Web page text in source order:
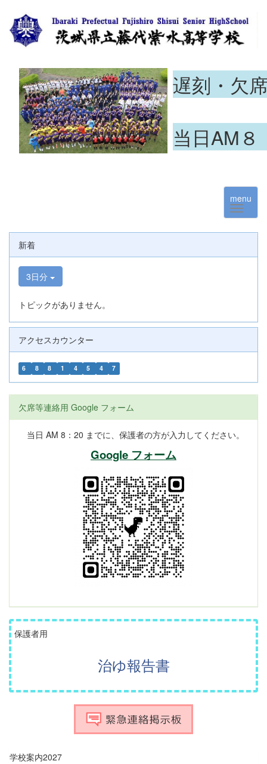
遅刻・欠
当日AM
menu
新着
3日分
トピックがありません。
アクセスカウンター
6 8 8 1 4 5 4 7
欠席等連絡用 Google フォーム
当日 AM 8：20 までに、保護者の方が入力してください。
Google フォーム
保護者用
治ゆ報告書
学校案内2027